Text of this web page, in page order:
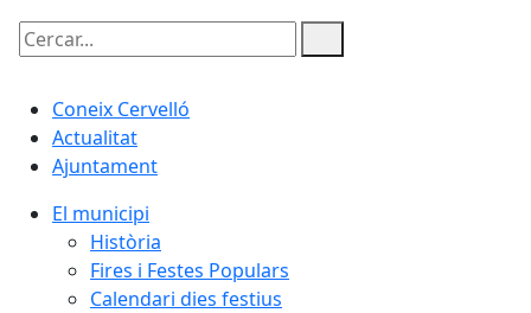
Cercar:
Coneix Cervelló
Actualitat
Ajuntament
El municipi
Història
Fires i Festes Populars
Calendari dies festius